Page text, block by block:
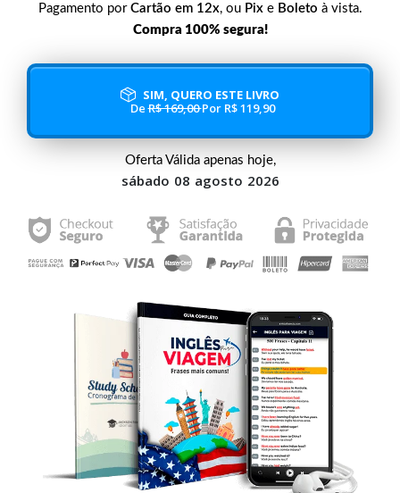
Pagamento por Cartão em 12x, ou Pix e Boleto à vista.
Compra 100% segura!
SIM, QUERO ESTE LIVRO
DeR$ 169,00Por R$ 119,90
Oferta Válida apenas hoje,
sábado agosto
08 2026